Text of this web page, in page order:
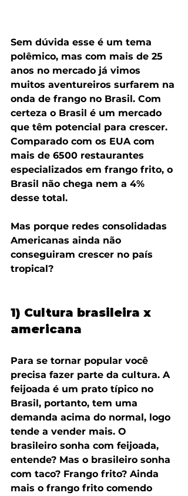
Sem dúvida esse é um tema
polêmico, mas com mais de 25
anos no mercado já vimos
muitos aventureiros surfarem na
onda de frango no Brasil. Com
certeza o Brasil é um mercado
que têm potencial para crescer.
Comparado com os EUA com
mais de 6500 restaurantes
especializados em frango frito, o
Brasil não chega nem a 4%
desse total.
Mas porque redes consolidadas
Americanas ainda não
conseguiram crescer no país
tropical?
1) Cultura brasileira x
americana
Para se tornar popular você
precisa fazer parte da cultura. A
feijoada é um prato típico no
Brasil, portanto, tem uma
demanda acima do normal, logo
tende a vender mais. O
brasileiro sonha com feijoada,
entende? Mas o brasileiro sonha
com taco? Frango frito? Ainda
mais o frango frito comendo